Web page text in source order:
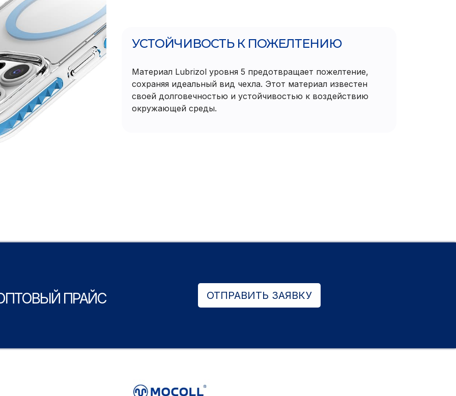
УСТОЙЧИВОСТЬ К ПОЖЕЛТЕНИЮ
Материал Lubrizol уровня 5 предотвращает пожелтение,
сохраняя идеальный вид чехла. Этот материал известен
своей долговечностью и устойчивостью к воздействию
окружающей среды.
ПРАЙС ОТПРАВИТЬ ЗАЯВКУ